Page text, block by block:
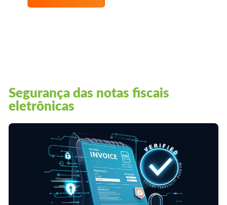
Segurança das notas fiscais
eletrônicas